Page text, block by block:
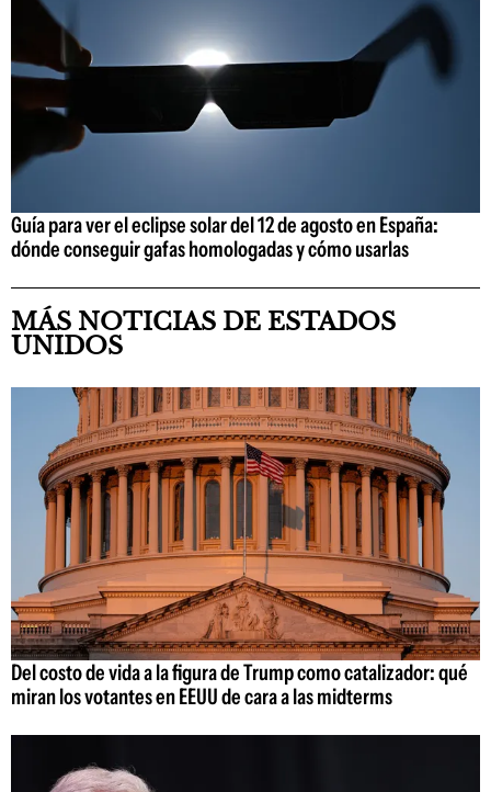
Guía para ver el eclipse solar del 12 de agosto en España:
dónde conseguir gafas homologadas y cómo usarlas
MÁS NOTICIAS DE ESTADOS
UNIDOS
Del costo de vida a la figura de Trump como catalizador: qué
miran los votantes en EEUU de cara a las midterms